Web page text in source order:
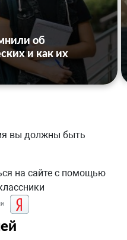
об
и как их
вы должны быть
на сайте с помощью